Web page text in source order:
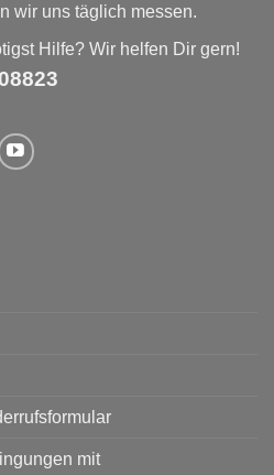
wir uns täglich messen.
Hilfe? Wir helfen Dir gern!
mit